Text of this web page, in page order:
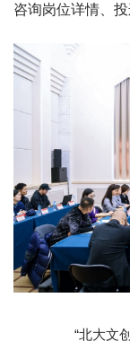
咨询岗位详情、投
“北大文